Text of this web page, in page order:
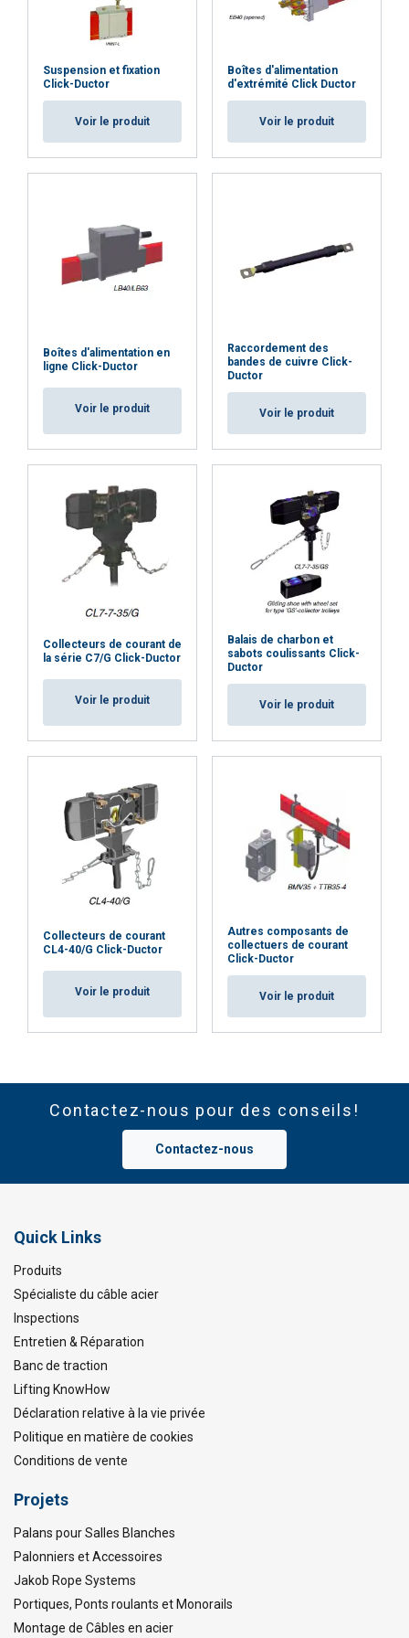
Suspension et fixation
Click-Ductor
Voir le produit
Boîtes d'alimentation
d'extrémité Click Ductor
Voir le produit
Boîtes d'alimentation en
ligne Click-Ductor
Voir le produit
Raccordement des
bandes de cuivre Click-
Ductor
Voir le produit
Collecteurs de courant de
la série C7/G Click-Ductor
Voir le produit
Balais de charbon et
sabots coulissants Click-
Ductor
Voir le produit
Collecteurs de courant
CL4-40/G Click-Ductor
Voir le produit
Autres composants de
collectuers de courant
Click-Ductor
Voir le produit
Contactez-nous pour des conseils!
Contactez-nous
Quick Links
Produits
Spécialiste du câble acier
Inspections
Entretien & Réparation
Banc de traction
Lifting KnowHow
Déclaration relative à la vie privée
Politique en matière de cookies
Conditions de vente
Projets
Palans pour Salles Blanches
Palonniers et Accessoires
Jakob Rope Systems
Portiques, Ponts roulants et Monorails
Montage de Câbles en acier
nécessaires
Fonctionnalité Non classifiés
ACCEPTER TOUT
AFFICHER LES DÉTAILS